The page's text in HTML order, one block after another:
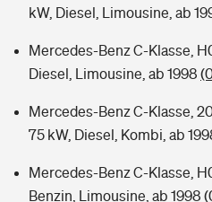
kW, Diesel, Limousine, ab
Mercedes-Benz C-Klasse,
Diesel, Limousine, ab 1998
Mercedes-Benz C-Klasse,
75 kW, Diesel, Kombi, ab
Mercedes-Benz C-Klasse,
Benzin, Limousine, ab 1998